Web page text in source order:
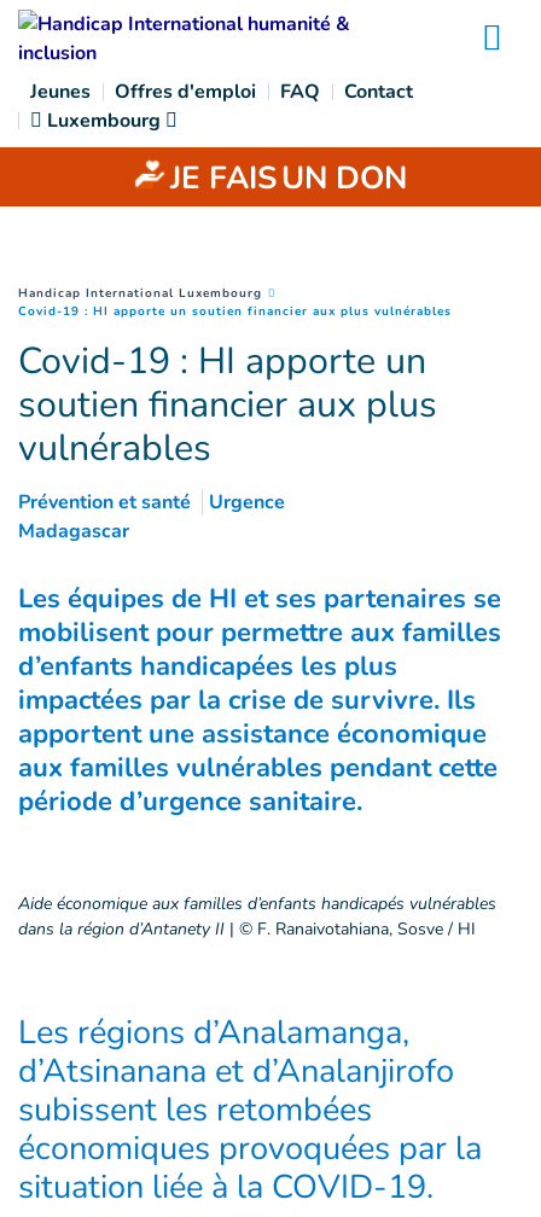
Goto main content
Jeunes Offres d'emploi FAQ
Contact
Luxembourg
JE FAISUN DON
You are here :
Handicap International Luxembourg
Covid-19 : HI apporte un soutien financier aux plus vulnérables
Covid-19 : HI apporte un
soutien financier aux plus
vulnérables
Prévention et santé
Urgence
Madagascar
Les équipes de HI et ses partenaires se
mobilisent pour permettre aux familles
d’enfants handicapées les plus
impactées par la crise de survivre. Ils
apportent une assistance économique
aux familles vulnérables pendant cette
période d’urgence sanitaire.
Aide économique aux familles d’enfants handicapés vulnérables
dans la région d’Antanety II | © F. Ranaivotahiana, Sosve / HI
Les régions d’Analamanga,
d’Atsinanana et d’Analanjirofo
subissent les retombées
économiques provoquées par la
situation liée à la COVID-19.